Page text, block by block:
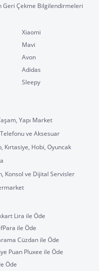
Geri Çekme Bilgilendirmeleri
Xiaomi
Mavi
Avon
Adidas
Sleepy
Yapı Market
ve Aksesuar
Kırtasiye, Hobi, Oyuncak
Konsol ve Dijital Servisler
Lira ile Öde
ile Öde
Cüzdan ile Öde
Puan Pluxee ile Öde
Öde